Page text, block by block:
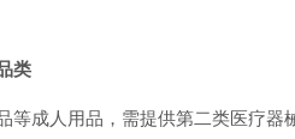
类
等成人用品，需提供第二类医疗器